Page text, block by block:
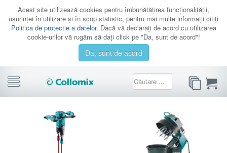
Acest site utilizează cookies pentru îmbunătăţirea funcţionalităţii,
uşurinţei în utilizare şi în scop statistic, pentru mai multe informaţii citiţi
Politica de protectie a datelor. Dacă vă declaraţi de acord cu utilizarea
cookie-urilor vă rugăm să daţi click pe "Da, sunt de acord"!
Da, sunt de acord
CATEGORII